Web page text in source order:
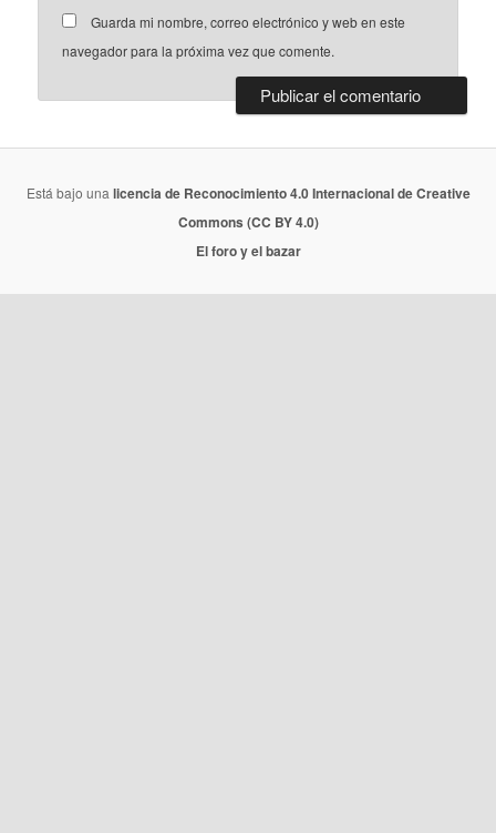
Guarda mi nombre, correo electrónico y web en este
navegador para la próxima vez que comente.
Está bajo una licencia de Reconocimiento 4.0 Internacional de Creative
Commons (CC BY 4.0)
El foro y el bazar